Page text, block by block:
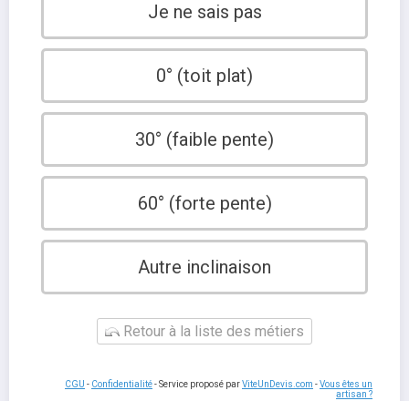
Je ne sais pas
0° (toit plat)
30° (faible pente)
60° (forte pente)
Autre inclinaison
Retour à la liste des métiers
CGU - Confidentialité- Service proposé parViteUnDevis.com -Vous êtes un
artisan ?